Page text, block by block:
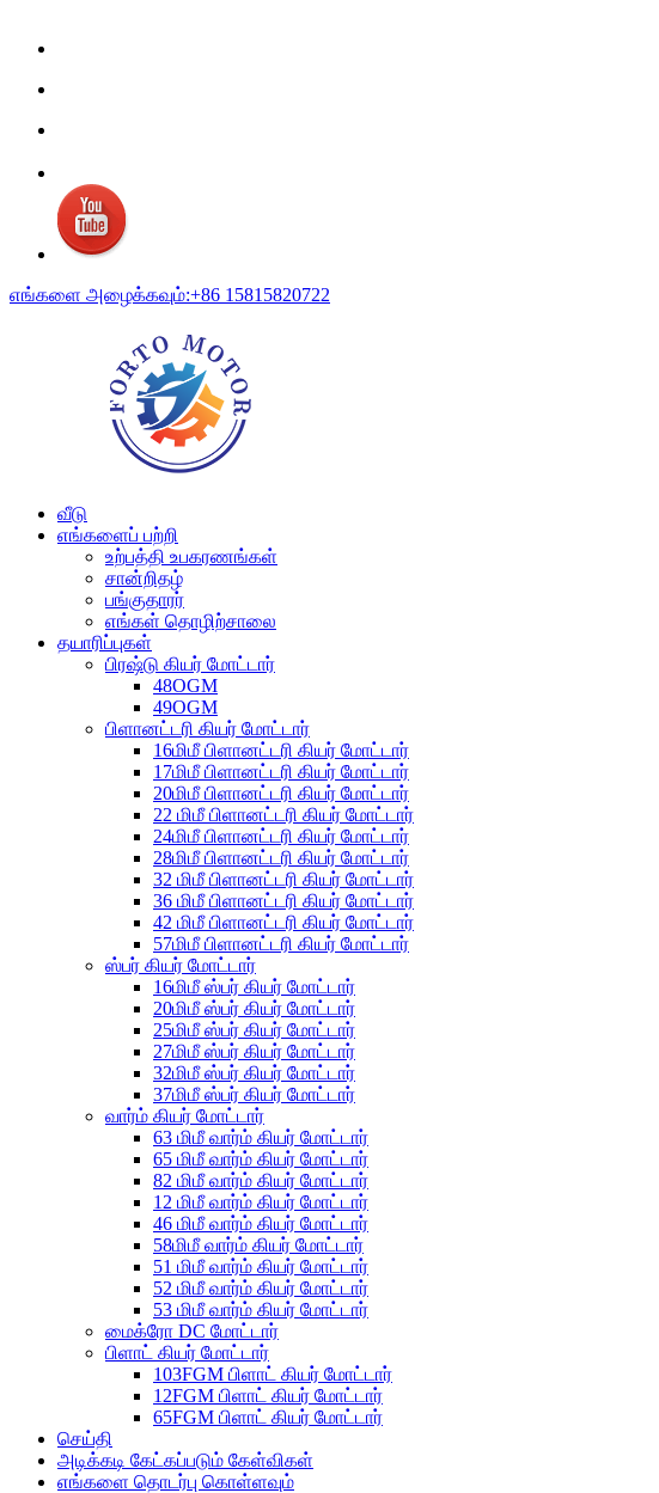
எங்களை அழைக்கவும்:+86 15815820722
வீடு
எங்களைப் பற்றி
உற்பத்தி உபகரணங்கள்
சான்றிதழ்
பங்குதாரர்
எங்கள் தொழிற்சாலை
தயாரிப்புகள்
பிரஷ்டு கியர் மோட்டார்
48OGM
49OGM
பிளானட்டரி கியர் மோட்டார்
16மிமீ பிளானட்டரி கியர் மோட்டார்
17மிமீ பிளானட்டரி கியர் மோட்டார்
20மிமீ பிளானட்டரி கியர் மோட்டார்
22 மிமீ பிளானட்டரி கியர் மோட்டார்
24மிமீ பிளானட்டரி கியர் மோட்டார்
28மிமீ பிளானட்டரி கியர் மோட்டார்
32 மிமீ பிளானட்டரி கியர் மோட்டார்
36 மிமீ பிளானட்டரி கியர் மோட்டார்
42 மிமீ பிளானட்டரி கியர் மோட்டார்
57மிமீ பிளானட்டரி கியர் மோட்டார்
ஸ்பர் கியர் மோட்டார்
16மிமீ ஸ்பர் கியர் மோட்டார்
20மிமீ ஸ்பர் கியர் மோட்டார்
25மிமீ ஸ்பர் கியர் மோட்டார்
27மிமீ ஸ்பர் கியர் மோட்டார்
32மிமீ ஸ்பர் கியர் மோட்டார்
37மிமீ ஸ்பர் கியர் மோட்டார்
வார்ம் கியர் மோட்டார்
63 மிமீ வார்ம் கியர் மோட்டார்
65 மிமீ வார்ம் கியர் மோட்டார்
82 மிமீ வார்ம் கியர் மோட்டார்
12 மிமீ வார்ம் கியர் மோட்டார்
46 மிமீ வார்ம் கியர் மோட்டார்
58மிமீ வார்ம் கியர் மோட்டார்
51 மிமீ வார்ம் கியர் மோட்டார்
52 மிமீ வார்ம் கியர் மோட்டார்
53 மிமீ வார்ம் கியர் மோட்டார்
மைக்ரோ DC மோட்டார்
பிளாட் கியர் மோட்டார்
103FGM பிளாட் கியர் மோட்டார்
12FGM பிளாட் கியர் மோட்டார்
65FGM பிளாட் கியர் மோட்டார்
செய்தி
அடிக்கடி கேட்கப்படும் கேள்விகள்
எங்களை தொடர்பு கொள்ளவும்